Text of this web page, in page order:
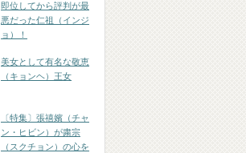
即位してから評判が最
悪だった仁祖（インジ
ョ）！
美女として有名な敬恵
（キョンヘ）王女
〔特集〕張禧嬪（チャ
ン・ヒビン）が粛宗
（スクチョン）の心を